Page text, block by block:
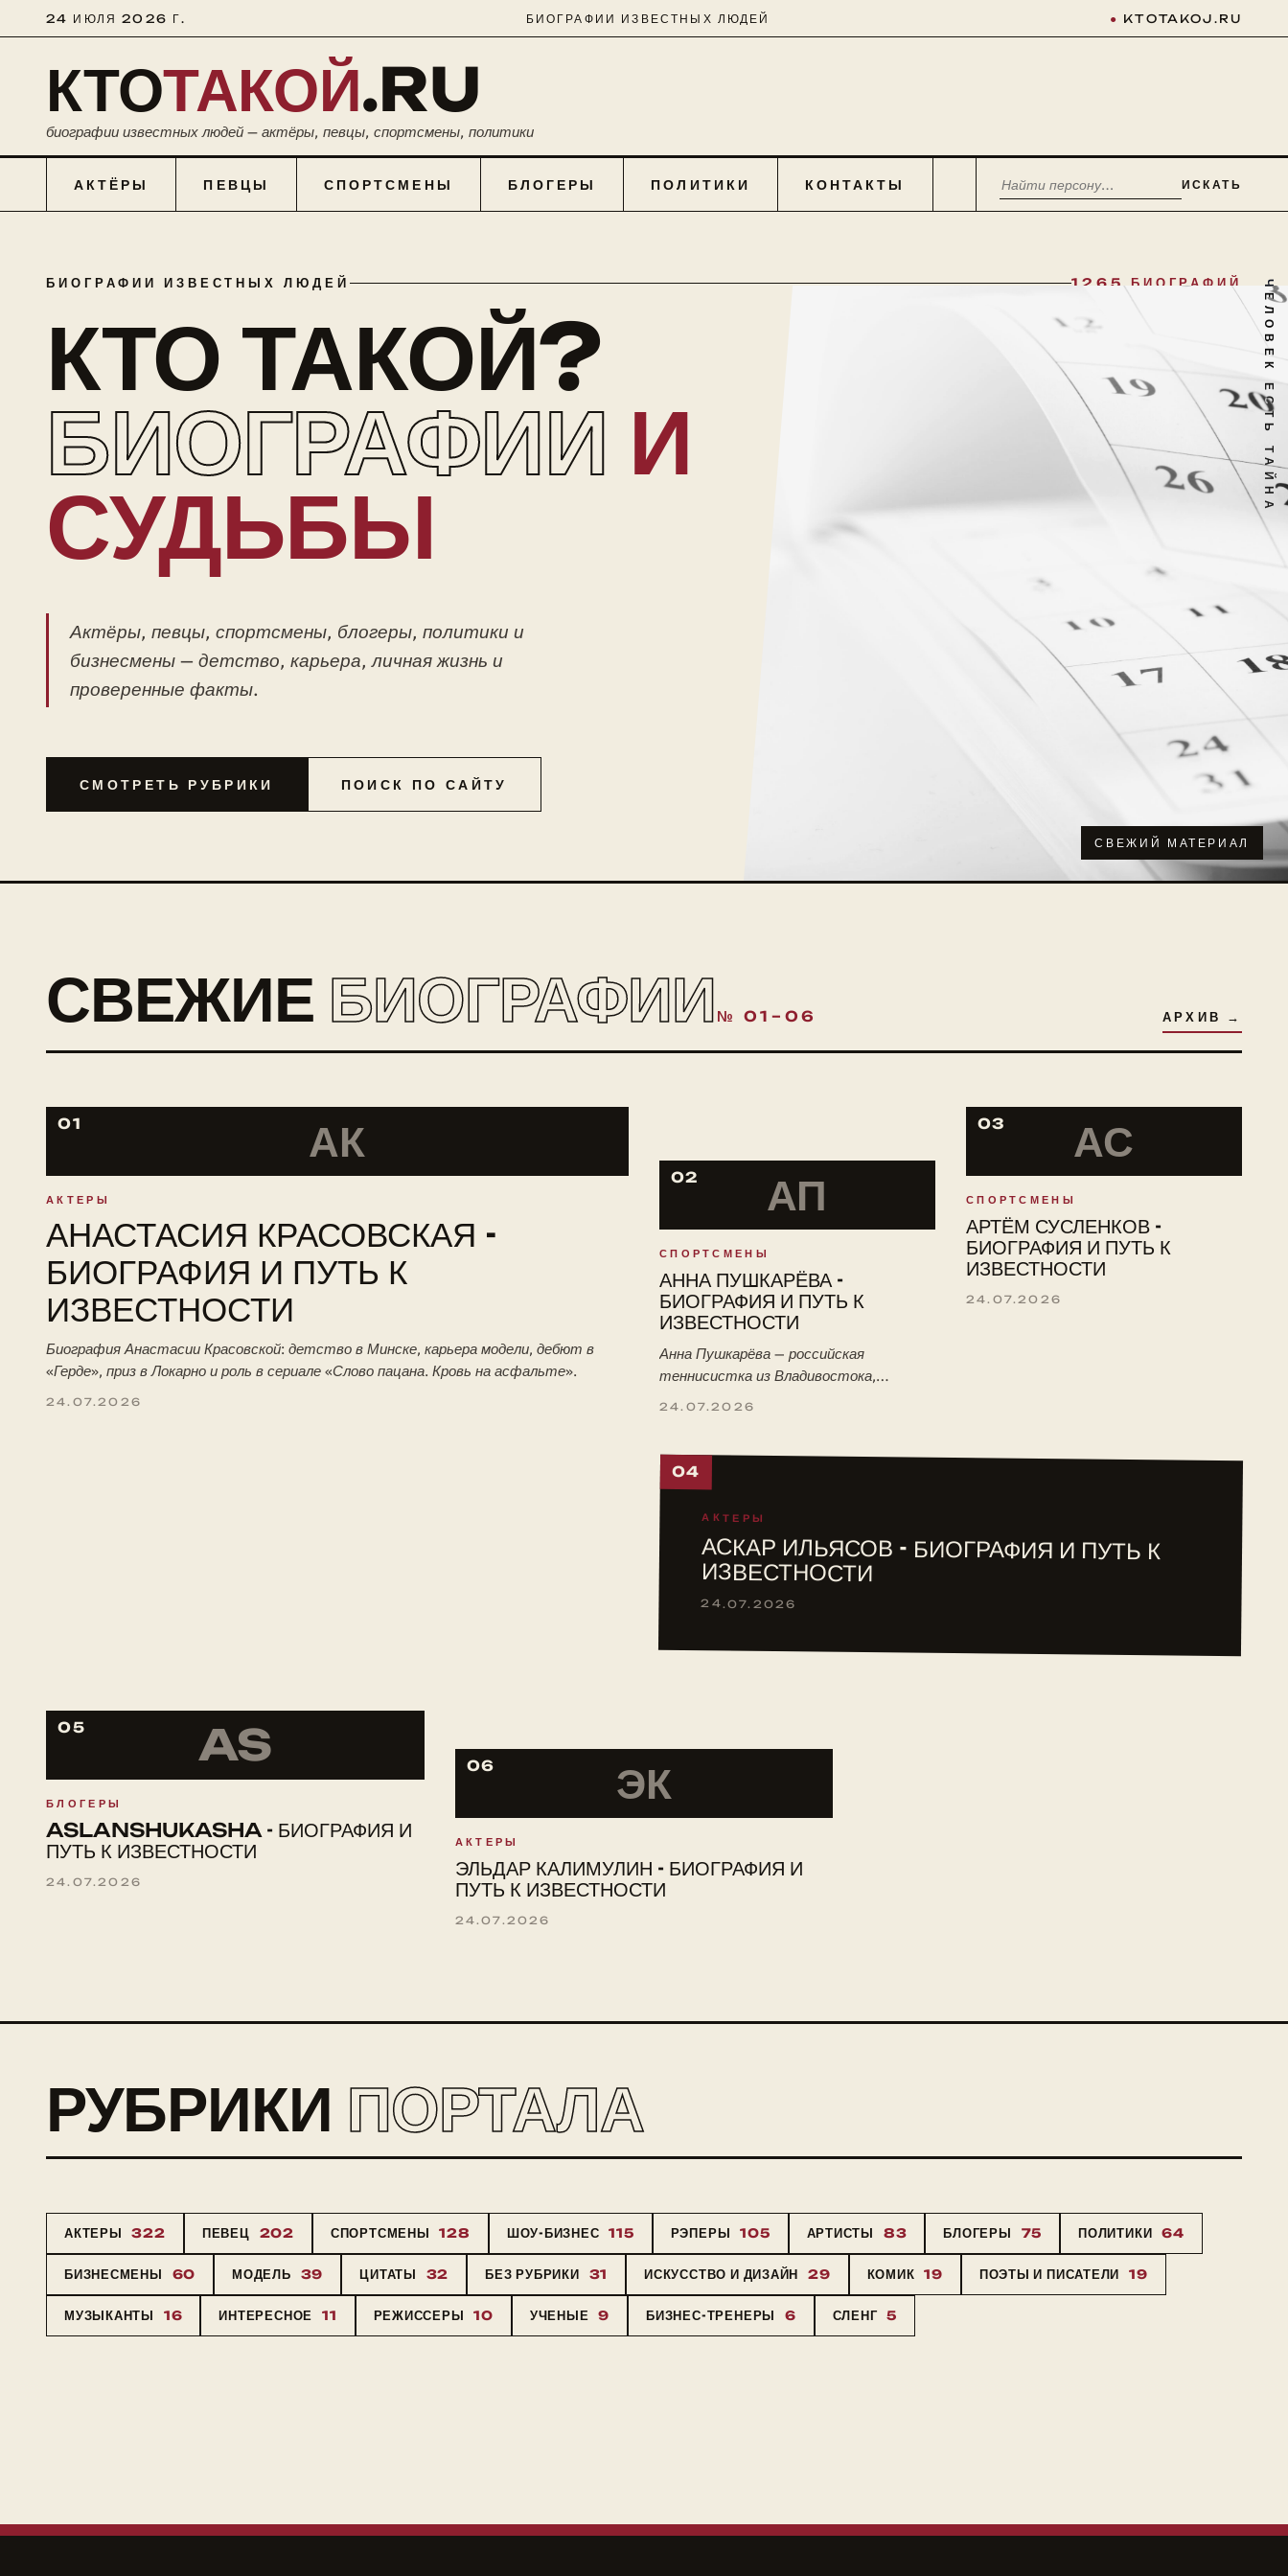
24 ИЮЛЯ 2026 Г. БИОГРАФИИ ИЗВЕСТНЫХ ЛЮДЕЙ ● KTOTAKOJ.RU
КТОТАКОЙ.RU
биографии известных людей — актёры, певцы, спортсмены, политики
АКТЁРЫ ПЕВЦЫ СПОРТСМЕНЫ БЛОГЕРЫ ПОЛИТИКИ КОНТАКТЫ ИСКАТЬ
БИОГРАФИИ ИЗВЕСТНЫХ ЛЮДЕЙ 1265 БИОГРАФИЙ
КТО ТАКОЙ?
БИОГРАФИИ И
СУДЬБЫ
Актёры, певцы, спортсмены, блогеры, политики и
бизнесмены — детство, карьера, личная жизнь и
проверенные факты.
СМОТРЕТЬ РУБРИКИ ПОИСК ПО САЙТУ
СВЕЖИЙ МАТЕРИАЛ
ЧЕЛОВЕК ЕСТЬ ТАЙНА
СВЕЖИЕ БИОГРАФИИ № 01–06 АРХИВ →
01 АК
АКТЕРЫ
АНАСТАСИЯ КРАСОВСКАЯ -
БИОГРАФИЯ И ПУТЬ К
ИЗВЕСТНОСТИ
Биография Анастасии Красовской: детство в Минске, карьера модели, дебют в
«Герде», приз в Локарно и роль в сериале «Слово пацана. Кровь на асфальте».
24.07.2026
02 АП
СПОРТСМЕНЫ
АННА ПУШКАРЁВА -
БИОГРАФИЯ И ПУТЬ К
ИЗВЕСТНОСТИ
Анна Пушкарёва — российская
теннисистка из Владивостока,
24.07.2026
03 АС
СПОРТСМЕНЫ
АРТЁМ СУСЛЕНКОВ -
БИОГРАФИЯ И ПУТЬ К
ИЗВЕСТНОСТИ
24.07.2026
04
АКТЕРЫ
АСКАР ИЛЬЯСОВ - БИОГРАФИЯ И ПУТЬ К
ИЗВЕСТНОСТИ
24.07.2026
05 AS
БЛОГЕРЫ
ASLANSHUKASHA - БИОГРАФИЯ И
ПУТЬ К ИЗВЕСТНОСТИ
24.07.2026
06 ЭК
АКТЕРЫ
ЭЛЬДАР КАЛИМУЛИН - БИОГРАФИЯ И
ПУТЬ К ИЗВЕСТНОСТИ
24.07.2026
РУБРИКИ ПОРТАЛА
АКТЕРЫ 322 ПЕВЕЦ 202 СПОРТСМЕНЫ 128 ШОУ-БИЗНЕС 115 РЭПЕРЫ 105 АРТИСТЫ 83 БЛОГЕРЫ 75 ПОЛИТИКИ 64
БИЗНЕСМЕНЫ 60 МОДЕЛЬ 39 ЦИТАТЫ 32 БЕЗ РУБРИКИ 31 ИСКУССТВО И ДИЗАЙН 29 КОМИК 19 ПОЭТЫ И ПИСАТЕЛИ 19
МУЗЫКАНТЫ 16 ИНТЕРЕСНОЕ 11 РЕЖИССЕРЫ 10 УЧЕНЫЕ 9 БИЗНЕС-ТРЕНЕРЫ 6 СЛЕНГ 5